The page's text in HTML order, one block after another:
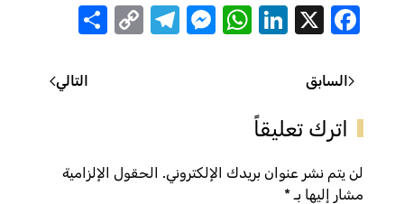
Facebook
X
LinkedIn
WhatsApp
Messenger
Telegram
Copy
السابق التالي
اترك تعليقاً
لن يتم نشر عنوان بريدك الإلكتروني. الحقول الإلزامية
مشار إليها بـ*